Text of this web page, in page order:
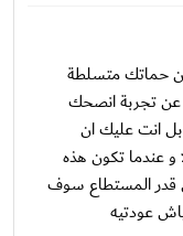
حماتك متسلطة
تجربة انصحك
انت عليك ان
و عندما تكون هذه
قدر المستطاع سوف
عودتيه